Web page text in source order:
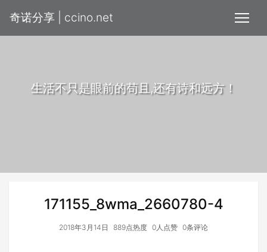
奇诺分享 | ccino.net
生活不只是眼前的苟且,还有诗和远方！
171155_8wma_2660780-4
2018年3月14日 889点热度 0人点赞 0条评论